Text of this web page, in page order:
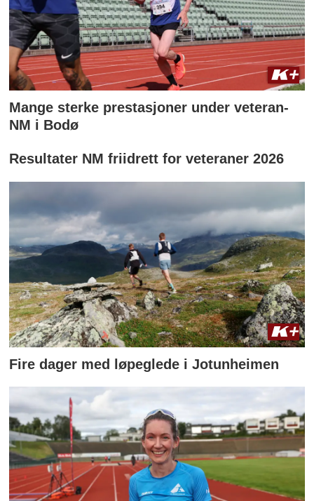
Mange sterke prestasjoner under veteran-
NM i Bodø
Resultater NM friidrett for veteraner 2026
Fire dager med løpeglede i Jotunheimen